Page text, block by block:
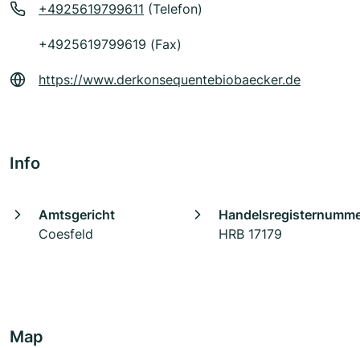
+4925619799611 (Telefon)
+4925619799619 (Fax)
https://www.derkonsequentebiobaecker.de
Info
Amtsgericht
Coesfeld
HRB 17179
Map